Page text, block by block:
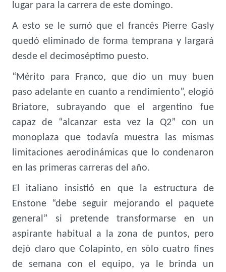
lugar para la carrera de este domingo.
A esto se le sumó que el francés Pierre Gasly
quedó eliminado de forma temprana y largará
desde el decimoséptimo puesto.
“Mérito para Franco, que dio un muy buen
paso adelante en cuanto a rendimiento”, elogió
Briatore, subrayando que el argentino fue
capaz de “alcanzar esta vez la Q2” con un
monoplaza que todavía muestra las mismas
limitaciones aerodinámicas que lo condenaron
en las primeras carreras del año.
El italiano insistió en que la estructura de
Enstone “debe seguir mejorando el paquete
general” si pretende transformarse en un
aspirante habitual a la zona de puntos, pero
dejó claro que Colapinto, en sólo cuatro fines
de semana con el equipo, ya le brinda un